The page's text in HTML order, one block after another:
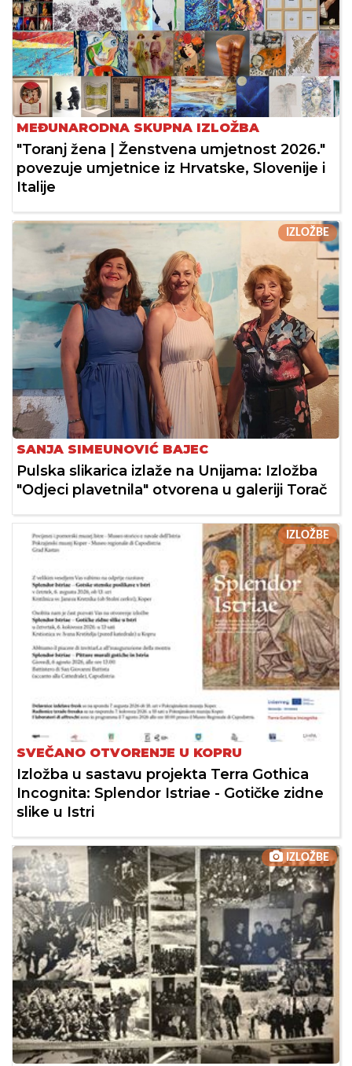
MEĐUNARODNA SKUPNA IZLOŽBA
"Toranj žena | Ženstvena umjetnost 2026."
povezuje umjetnice iz Hrvatske, Slovenije i
Italije
IZLOŽBE
SANJA SIMEUNOVIĆ BAJEC
Pulska slikarica izlaže na Unijama: Izložba
"Odjeci plavetnila" otvorena u galeriji Torač
IZLOŽBE
SVEČANO OTVORENJE U KOPRU
Izložba u sastavu projekta Terra Gothica
Incognita: Splendor Istriae - Gotičke zidne
slike u Istri
IZLOŽBE